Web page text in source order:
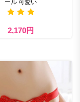
ール 可愛い
2,170円